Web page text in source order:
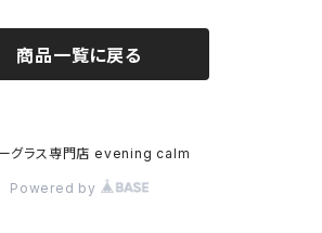
商品一覧に戻る
グラス専門店 evening calm
Powered by